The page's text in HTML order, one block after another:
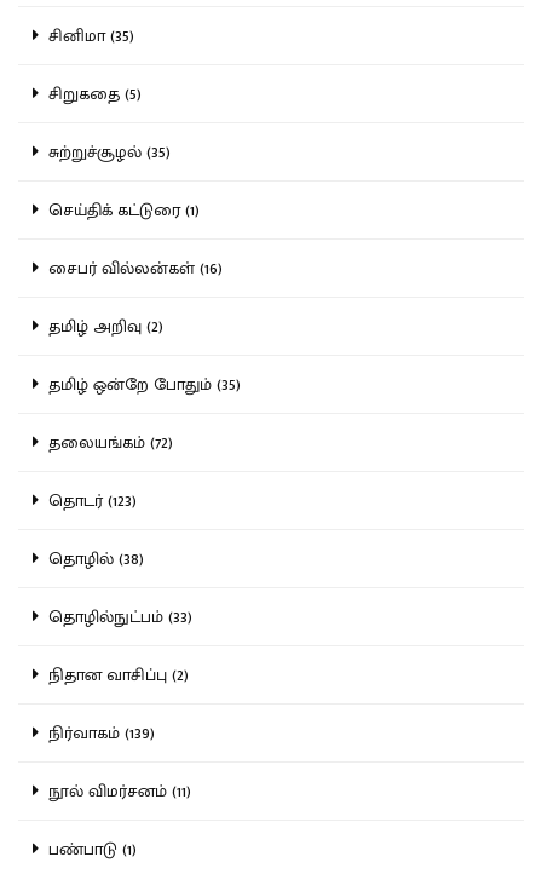
சினிமா (35)
சிறுகதை (5)
சுற்றுச்சூழல் (35)
செய்திக் கட்டுரை (1)
சைபர் வில்லன்கள் (16)
தமிழ் அறிவு (2)
தமிழ் ஒன்றே போதும் (35)
தலையங்கம் (72)
தொடர் (123)
தொழில் (38)
தொழில்நுட்பம் (33)
நிதான வாசிப்பு (2)
நிர்வாகம் (139)
நூல் விமர்சனம் (11)
பண்பாடு (1)